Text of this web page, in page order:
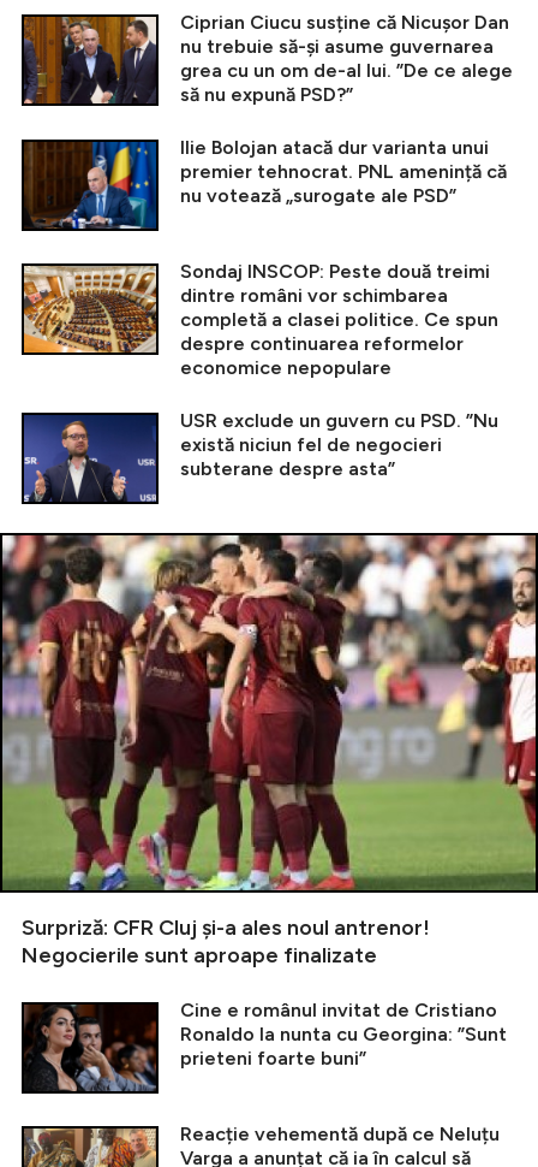
Ciprian Ciucu susține că Nicușor Dan
nu trebuie să-și asume guvernarea
grea cu un om de-al lui. ”De ce alege
să nu expună PSD?”
Ilie Bolojan atacă dur varianta unui
premier tehnocrat. PNL amenință că
nu votează „surogate ale PSD”
Sondaj INSCOP: Peste două treimi
dintre români vor schimbarea
completă a clasei politice. Ce spun
despre continuarea reformelor
economice nepopulare
USR exclude un guvern cu PSD. ”Nu
există niciun fel de negocieri
subterane despre asta”
Surpriză: CFR Cluj și-a ales noul antrenor!
Negocierile sunt aproape finalizate
Cine e românul invitat de Cristiano
Ronaldo la nunta cu Georgina: ”Sunt
prieteni foarte buni”
Reacție vehementă după ce Neluțu
Varga a anunțat că ia în calcul să